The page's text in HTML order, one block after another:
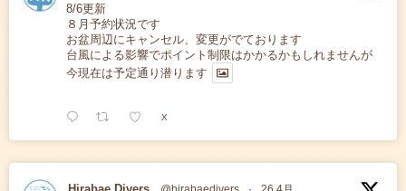
8/6更新
８月予約状況です
お盆周辺にキャンセル、変更がでております
台風による影響でポイント制限はかかるかもしれませんが
今現在は予定通り潜ります
X